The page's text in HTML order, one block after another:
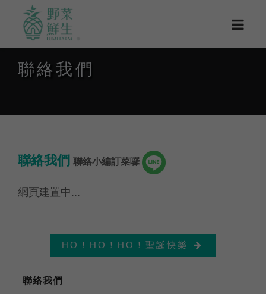
聯絡我們
聯絡我們 聯絡小編訂菜囉
網頁建置中...
HO！HO！HO！聖誕快樂 
聯絡我們